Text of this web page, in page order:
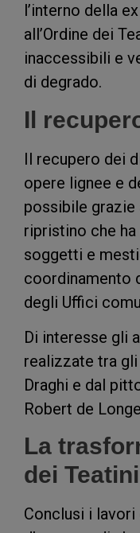
l’interno della
all’Ordine dei
inaccessibili e
di degrado.
Il
Il recupero dei
opere lignee e
possibile grazie
ripristino che
soggetti e
coordinamento
degli Uffici
Di interesse gli
realizzate tra
Draghi e dal
Robert de
La
dei Teatini
Conclusi i